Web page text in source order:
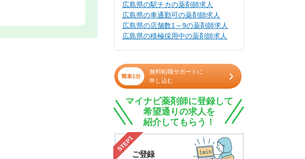
広島県の駅チカの薬剤師求人
広島県の車通勤可の薬剤師求人
広島県の店舗数1～9の薬剤師求人
広島県の積極採用中の薬剤師求人
簡単1分
無料転職サポートに
申し込む
マイナビ薬剤師に登録して
希望通りの求人を
紹介してもらう！
STEP1
ご登録